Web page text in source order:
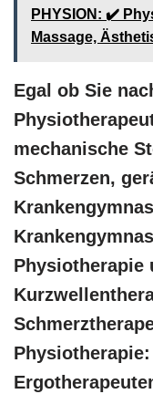
PHYSION: ✔️
Massage,
Egal ob Sie
mechanische
Schmerzen,
Physiotherapie